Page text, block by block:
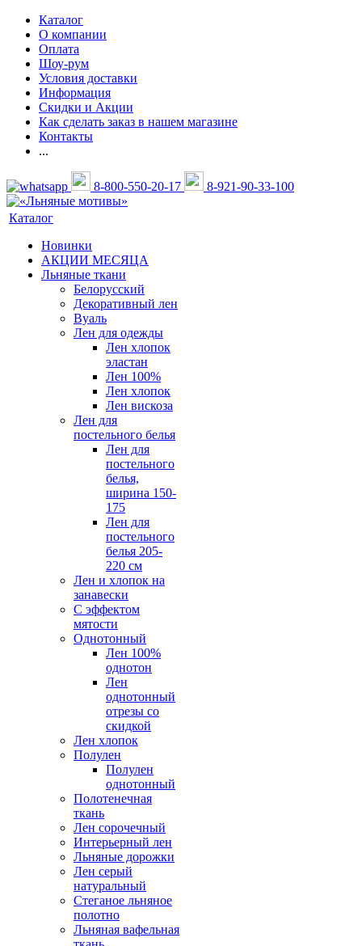
Каталог
О компании
Оплата
Шоу-рум
Условия доставки
Информация
Скидки и Акции
Как сделать заказ в нашем магазине
Контакты
...
8-800-550-20-17 8-921-90-33-100
Каталог
Новинки
АКЦИИ МЕСЯЦА
Льняные ткани
Белорусский
Декоративный лен
Вуаль
Лен для одежды
Лен хлопок
эластан
Лен 100%
Лен хлопок
Лен вискоза
Лен для
постельного белья
Лен для
постельного
белья,
ширина 150-
175
Лен для
постельного
белья 205-
220 см
Лен и хлопок на
занавески
С эффектом
мятости
Однотонный
Лен 100%
однотон
Лен
однотонный
отрезы со
скидкой
Лен хлопок
Полулен
Полулен
однотонный
Полотенечная
ткань
Лен сорочечный
Интерьерный лен
Льняные дорожки
Лен серый
натуральный
Стеганое льняное
полотно
Льняная вафельная